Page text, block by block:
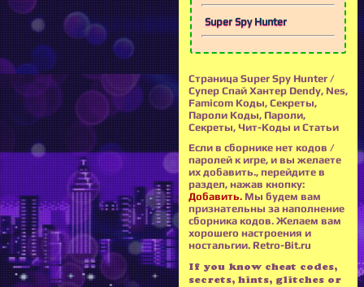
Super Spy Hunter
Страница Super Spy Hunter /
Супер Спай Хантер Dendy, Nes,
Famicom Коды, Секреты,
Пароли Коды, Пароли,
Секреты, Чит-Коды и Статьи
Если в сборнике нет кодов /
паролей к игре, и вы желаете
их добавить., перейдите в
раздел, нажав кнопку:
Добавить. Мы будем вам
признательны за наполнение
сборника кодов. Желаем вам
хорошего настроения и
ностальгии. Retro-Bit.ru
If you know cheat codes,
secrets, hints, glitches or